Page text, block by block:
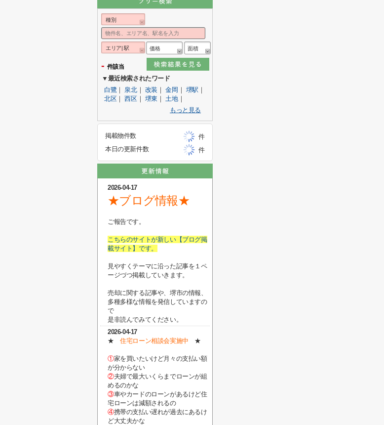
種別
エリア| 駅 価格 面積
- 件該当
▼最近検索されたワード
白鷺 ｜ 泉北｜ 改装 ｜金岡 ｜ 堺駅 ｜
北区｜西区｜ 堺東 ｜ 土地｜
もっと見る
掲載物件数
件
本日の更新件数
件
2026-04-17
★ブログ情報★
ご報告です。
こちらのサイトが新しい【ブログ掲
載サイト】です。
見やすくテーマに沿った記事を１ペ
ージづつ掲載していきます。
売却に関する記事や、堺市の情報、
多種多様な情報を発信していますの
で
是非読んでみてください。
2026-04-17
★住宅ローン相談会実施中 ★
①家を買いたいけど月々の支払い額
が分からない
②夫婦で最大いくらまでローンが組
めるのかな
③車やカードのローンがあるけど住
宅ローンは減額されるの
④携帯の支払い遅れが過去にあるけ
ど大丈夫かな